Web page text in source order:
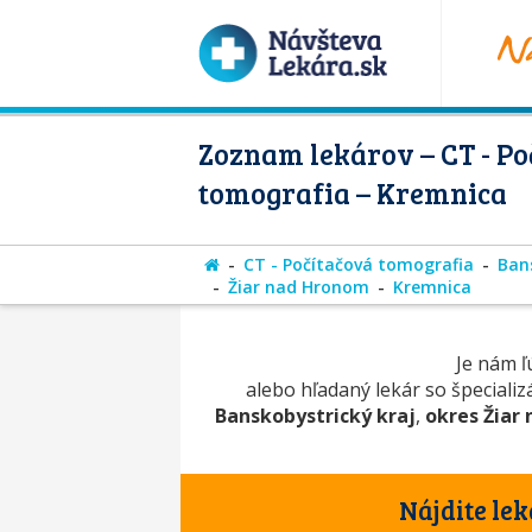
Zoznam lekárov – CT -
tomografia – Kremnica
CT - Počítačová tomografia
Žiar nad Hronom
Kremnica
Je nám
alebo hľadaný lekár so
Banskobystrický kraj, okres Žiar
Nájdite